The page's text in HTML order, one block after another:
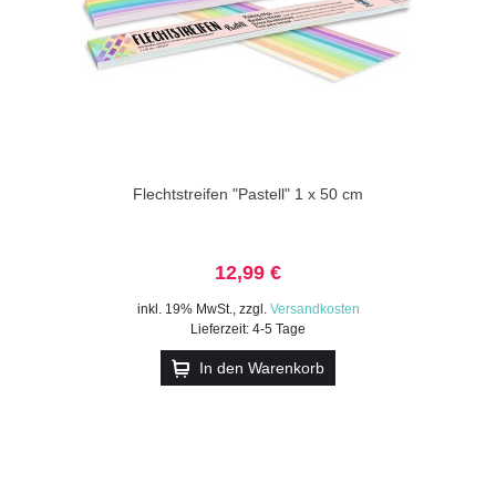
Flechtstreifen "Pastell" 1 x 50 cm
12,99 €
inkl. 19% MwSt., zzgl. Versandkosten
Lieferzeit: 4-5 Tage
In den Warenkorb